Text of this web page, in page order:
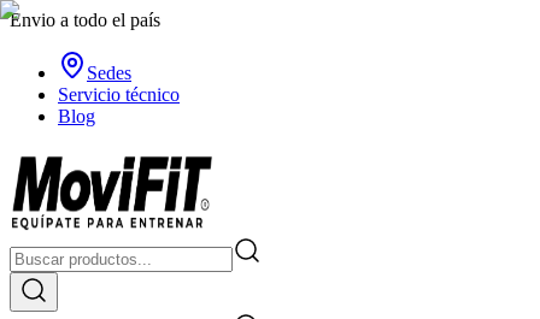
Envio a todo el país
Sedes
Servicio técnico
Blog